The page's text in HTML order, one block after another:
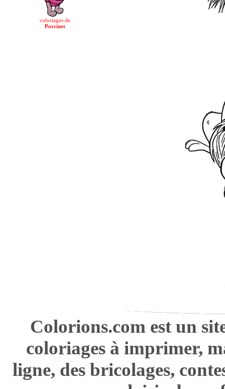
coloriages de
Porcinet
Colorions.com est un
coloriages à imprimer,
ligne, des bricolages,